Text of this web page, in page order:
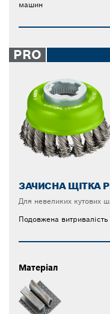
машин
PRO
ЗАЧИСНА ЩІТКА
Для невеликих кутових
Подовжена
Матеріал